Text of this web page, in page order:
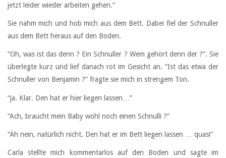
jetzt leider wieder arbeiten gehen.”
Sie nahm mich und hob mich aus dem Bett. Dabei fiel der Schnuller
aus dem Bett heraus auf den Boden.
“Oh, was ist das denn ? Ein Schnuller ? Wem gehört denn der ?”. Sie
überlegte kurz und lief danach rot im Gesicht an. “Ist das etwa der
Schnuller von Benjamin ?” fragte sie mich in strengem Ton.
“ja. Klar. Den hat er hier liegen lassen…”
“Ach, braucht mein Baby wohl noch einen Schnulli ?”
“Äh nein, natürlich nicht. Den hat er im Bett liegen lassen … quasi”
Carla stellte mich kommentarlos auf den Boden und sagte im